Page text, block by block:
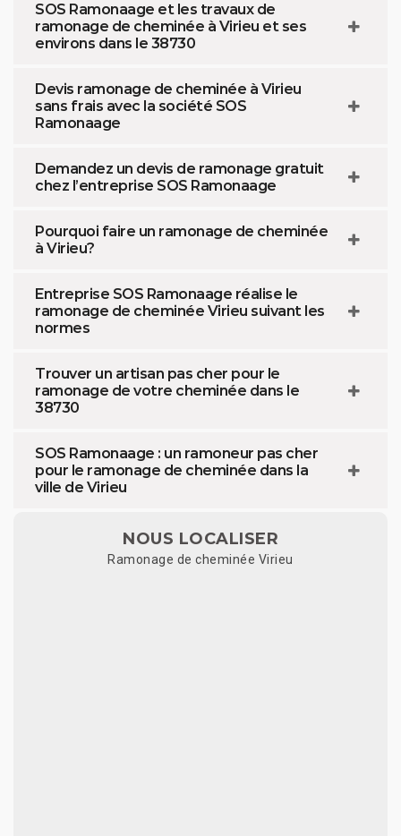
SOS Ramonaage et les travaux de
ramonage de cheminée à Virieu et ses
environs dans le 38730
Devis ramonage de cheminée à Virieu
sans frais avec la société SOS
Ramonaage
Demandez un devis de ramonage gratuit
chez l’entreprise SOS Ramonaage
Pourquoi faire un ramonage de cheminée
à Virieu?
Entreprise SOS Ramonaage réalise le
ramonage de cheminée Virieu suivant les
normes
Trouver un artisan pas cher pour le
ramonage de votre cheminée dans le
38730
SOS Ramonaage : un ramoneur pas cher
pour le ramonage de cheminée dans la
ville de Virieu
NOUS LOCALISER
Ramonage de cheminée Virieu